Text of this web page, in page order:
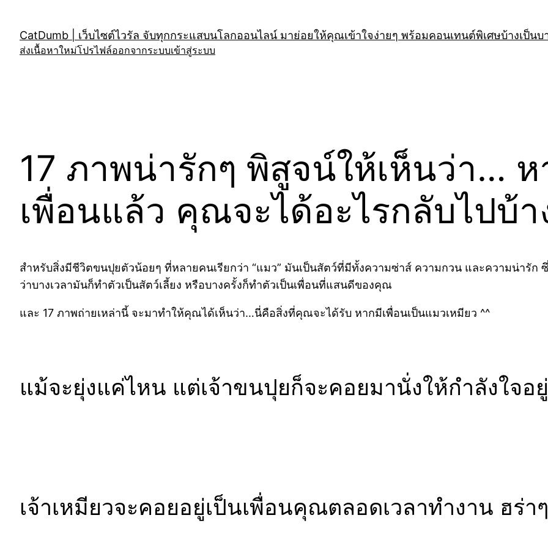
content
CatDumb | เว็บไซต์ไวรัล จับทุกกระแสบนโลกออนไลน์ มาย่อยให้คุณเข้าใจง่ายๆ พร้อมคอนเทนต์พิเศษบ้างเป็นบา
ส่งเนื้อหาใหม่โปรไฟล์ออกจากระบบเข้าสู่ระบบ
17 ภาพน่ารักๆ พิสูจน์ให้เห็นว่า… ห
เพื่อนแล้ว คุณจะได้อะไรกลับไปบ้า
สำหรับสิ่งมีชีวิตขนปุยตัวน้อยๆ ที่หลายคนเรียกว่า “แมว” มันเป็นสัตว์ที่มีทั้งความซ่าส์ ความกวน และความน่ารั
ว่าบางเวลามันก็ทำตัวเป็นสัตว์เลี้ยง หรือบางครั้งก็ทำตัวเป็นเพื่อนที่แสนดีของคุณ
และ 17 ภาพถ่ายเหล่านี้ จะมาทำให้คุณได้เห็นว่า…นี่คือสิ่งที่คุณจะได้รับ หากมีเพื่อนเป็นแมวเหมียว ^^
แม้จะยุ่งแค่ไหน แต่เจ้าขนปุยก็จะคอยมานั่งให้กำลังใจอ
เจ้าเหมียวจะคอยอยู่เป็นเพื่อนคุณตลอดเวลาทำงาน ฮร่าๆ